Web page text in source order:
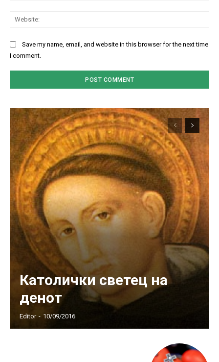
Save my name, email, and website in this browser for the next time
I comment.
Католички светец на
денот
Editor - 10/09/2016